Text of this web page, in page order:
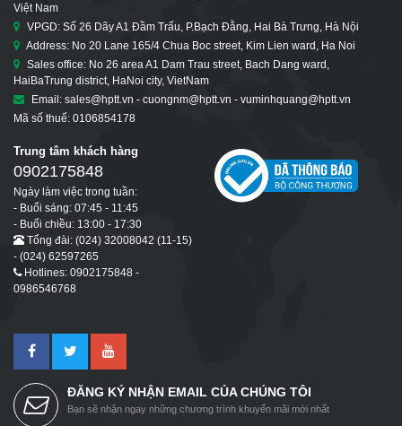
Việt Nam
VPGD: Số 26 Dãy A1 Đầm Trấu, P.Bạch Đằng, Hai Bà Trưng, Hà Nội
Address: No 20 Lane 165/4 Chua Boc street, Kim Lien ward, Ha Noi
Sales office: No 26 area A1 Dam Trau street, Bach Dang ward,
HaiBaTrung district, HaNoi city, VietNam
Email: sales@hptt.vn - cuongnm@hptt.vn - vuminhquang@hptt.vn
Mã số thuế: 0106854178
Trung tâm khách hàng
0902175848
Ngày làm việc trong tuần:
- Buổi sáng: 07:45 - 11:45
- Buổi chiều: 13:00 - 17:30
Tổng đài: (024) 32008042 (11-15)
- (024) 62597265
Hotlines: 0902175848 -
0986546768
ĐĂNG KÝ NHẬN EMAIL CỦA CHÚNG TÔI
Bạn sẽ nhận ngay những chương trình khuyến mãi mới nhất